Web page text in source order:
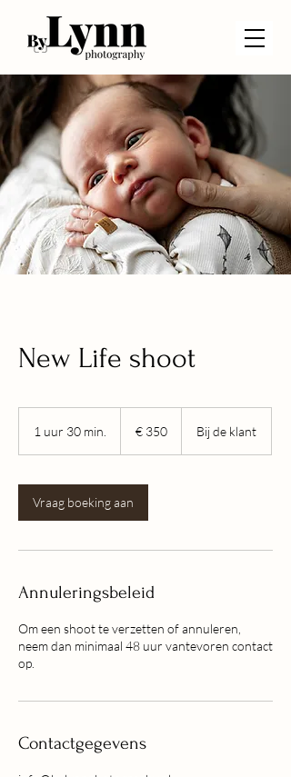
New Life shoot
1 uur 30 min.
3
0
m
n
€ 350 Bij de klant
Vraag boeking aan
Annuleringsbeleid
Om een shoot te verzetten of annuleren,
neem dan minimaal 48 uur vantevoren contact
op.
Contactgegevens